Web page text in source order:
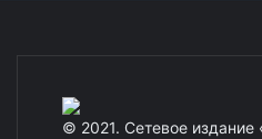
© 2021. Сетевое издание